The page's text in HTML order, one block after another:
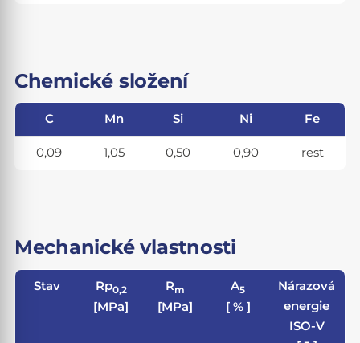
Chemické složení
C Mn Si Ni Fe
0,09 1,05 0,50 0,90 rest
Mechanické vlastnosti
Stav Rp0,2
[MPa]
Rm
[MPa]
A5
[ % ]
Nárazová
energie
ISO-V